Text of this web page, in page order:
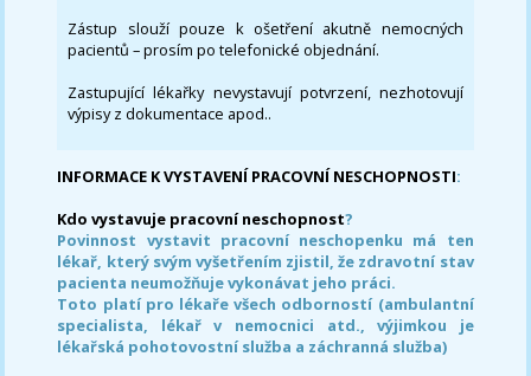
Zástup slouží pouze k ošetření akutně nemocných
pacientů – prosím po telefonické objednání.
Zastupující lékařky nevystavují potvrzení, nezhotovují
výpisy z dokumentace apod..
INFORMACE K VYSTAVENÍ PRACOVNÍ NESCHOPNOSTI:
Kdo vystavuje pracovní neschopnost?
Povinnost vystavit pracovní neschopenku má ten
lékař, který svým vyšetřením zjistil, že zdravotní stav
pacienta neumožňuje vykonávat jeho práci.
Toto platí pro lékaře všech odborností (ambulantní
specialista, lékař v nemocnici atd., výjimkou je
lékařská pohotovostní služba a záchranná služba)